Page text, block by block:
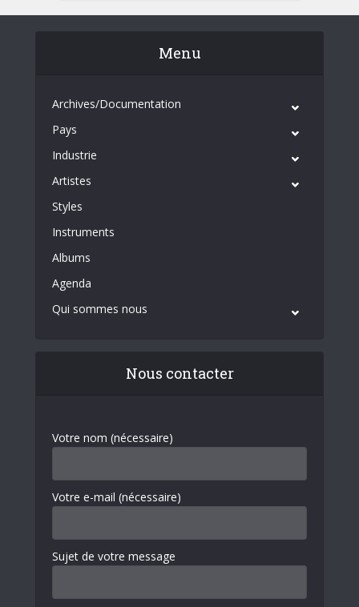
Menu
Archives/Documentation
Pays
Industrie
Artistes
Styles
Instruments
Albums
Agenda
Qui sommes nous
Nous contacter
Votre nom (nécessaire)
Votre e-mail (nécessaire)
Sujet de votre message